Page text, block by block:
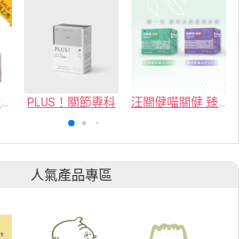
氣舒呼吸道保健膠囊-十種草本萃取精華溫和有感照護 PLUS！關節專科 汪關健喵關健 臻寵系列【頂級呵護，愛不止步】
人氣產品專區